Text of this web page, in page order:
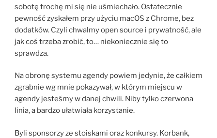
sobotę trochę mi się nie uśmiechało. Ostatecznie
pewność zyskałem przy użyciu macOS z Chrome, bez
dodatków. Czyli chwalmy open source i prywatność, ale
jak coś trzeba zrobić, to… niekoniecznie się to
sprawdza.
Na obronę systemu agendy powiem jedynie, że całkiem
zgrabnie wg mnie pokazywał, w którym miejscu w
agendy jesteśmy w danej chwili. Niby tylko czerwona
linia, a bardzo ułatwiała korzystanie.
Byli sponsorzy ze stoiskami oraz konkursy. Korbank,